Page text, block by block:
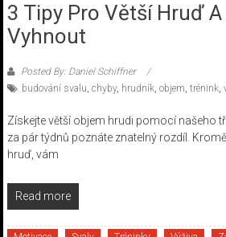
fitness,
suplementy,
tréninky,..
3 Tipy Pro Větší Hruď A
Vyhnout
Posted By: Daniel Schiffner
budování svalu, chyby, hrudník, objem, trénink,
Získejte větší objem hrudi pomocí našeho
za pár týdnů poznáte znatelný rozdíl.
hruď, vám
Read more